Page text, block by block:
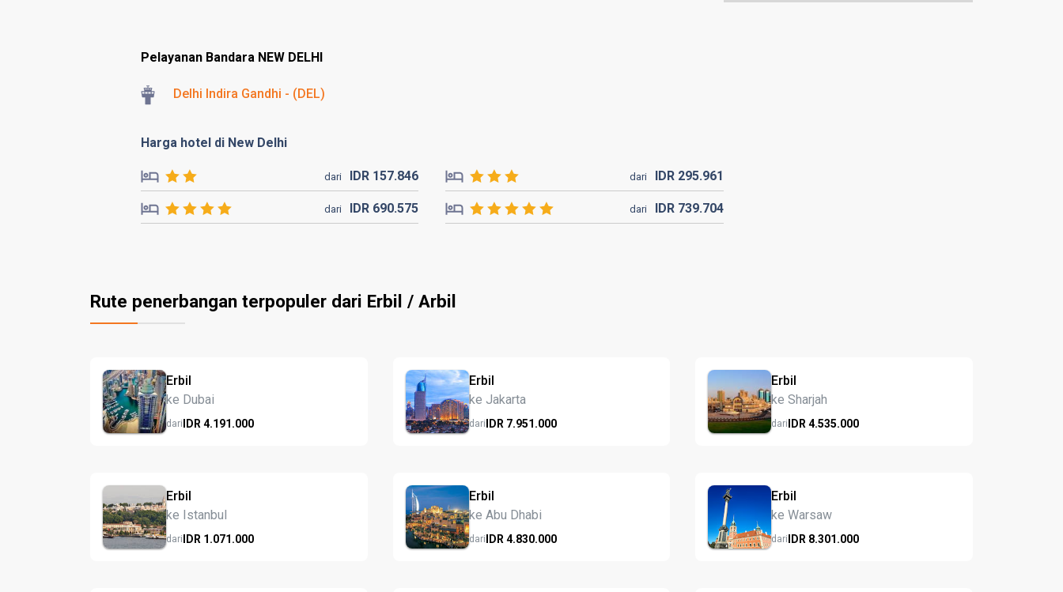
Pelayanan Bandara NEW DELHI
Delhi Indira Gandhi - (DEL)
Harga hotel di New Delhi
dari IDR 157.846 dari IDR 295.961
dari IDR 690.575 dari IDR 739.704
Rute penerbangan terpopuler dari Erbil / Arbil
Erbil
ke Dubai
dariIDR 4.191.000
Erbil
ke Jakarta
dariIDR 7.951.000
Erbil
ke Sharjah
dariIDR4.535.000
Erbil
ke Istanbul
dariIDR 1.071.000
Erbil
ke Abu Dhabi
dariIDR 4.830.000
Erbil
ke Warsaw
dariIDR 8.301.000